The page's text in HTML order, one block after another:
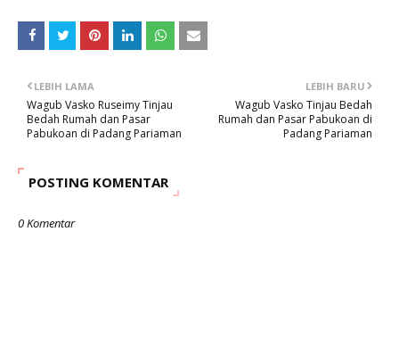
LEBIH BARU
Wagub Vasko Tinjau Bedah
Rumah dan Pasar Pabukoan di
Padang Pariaman
LEBIH LAMA
Wagub Vasko Ruseimy Tinjau
Bedah Rumah dan Pasar
Pabukoan di Padang Pariaman
POSTING KOMENTAR
0 Komentar